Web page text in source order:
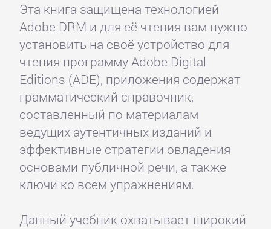
Эта книга защищена технологией
Adobe DRM и для её чтения вам нужно
установить на своё устройство для
чтения программу Adobe Digital
Editions (ADE), приложения содержат
грамматический справочник,
составленный по материалам
ведущих аутентичных изданий и
эффективные стратегии овладения
основами публичной речи, а также
ключи ко всем упражнениям.
Данный учебник охватывает широкий